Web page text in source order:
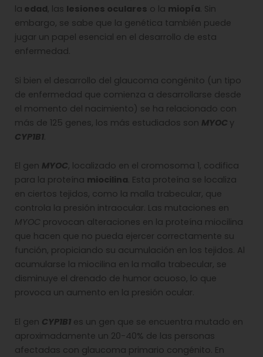
la edad, las lesiones oculares o la miopía. Sin
embargo, se sabe que la genética también puede
jugar un papel esencial en el desarrollo de esta
enfermedad.
Si bien el desarrollo del glaucoma congénito (un tipo
de enfermedad que comienza a desarrollarse desde
el momento del nacimiento) se ha relacionado con
más de 125 genes, los más estudiados son MYOC y
CYP1B1.
El gen MYOC, localizado en el cromosoma 1, codifica
para la proteína miocilina. Esta proteína se localiza
en ciertos tejidos, como la malla trabecular, que
controla la presión intraocular. Las mutaciones en
MYOC provocan alteraciones en la proteína miocilina
que hacen que no pueda ejercer correctamente su
función, propiciando su acumulación en los tejidos. Al
acumularse la miocilina en la malla trabecular, se
disminuye el drenado de humor acuoso, lo que
provoca un aumento en la presión ocular.
El gen CYP1B1 es un gen que se encuentra mutado en
aproximadamente un 20-40% de las personas
afectadas con glaucoma primario congénito. En